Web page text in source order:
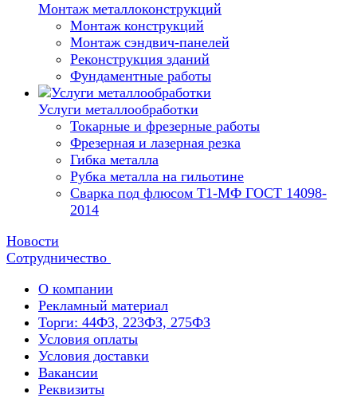
Монтаж металлоконструкций
Монтаж конструкций
Монтаж сэндвич-панелей
Реконструкция зданий
Фундаментные работы
Услуги металлообработки
Токарные и фрезерные работы
Фрезерная и лазерная резка
Гибка металла
Рубка металла на гильотине
Сварка под флюсом Т1-МФ ГОСТ 14098-
2014
Новости
Сотрудничество
О компании
Рекламный материал
Торги: 44ФЗ, 223ФЗ, 275ФЗ
Условия оплаты
Условия доставки
Вакансии
Реквизиты